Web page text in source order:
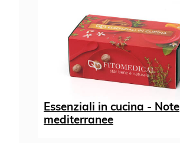
Essenziali in cucina - Note
mediterranee